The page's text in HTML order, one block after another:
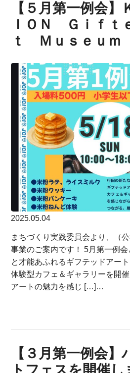
【５月第一例会】
ＩＯＮ Ｇｉｆｔ
ｔ Ｍｕｓｅｕｍ
2025.05.04
まちづくり実践委員会より、（
事業のご案内です！ 5月第一例会
と才能あふれるギフテッドアー
体験型カフェ＆ギャラリーを開
アートの魅力を感じ […]…
【３月第一例会
トフェスを開催し